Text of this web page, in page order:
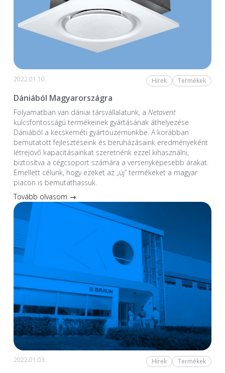
2022.01.10. Hírek Termékek
Dániából Magyarországra
Folyamatban van dániai társvállalatunk, a Netavent
kulcsfontosságú termékeinek gyártásának áthelyezése
Dániából a kecskeméti gyártóüzemünkbe. A korábban
bemutatott fejlesztéseink és beruházásaink eredményeként
létrejövő kapacitásainkat szeretnénk ezzel kihasználni,
biztosítva a cégcsoport számára a versenyképesebb árakat.
Emellett célunk, hogy ezeket az „új” termékeket a magyar
piacon is bemutathassuk.
Tovább olvasom →
2022.01.03. Hírek Termékek